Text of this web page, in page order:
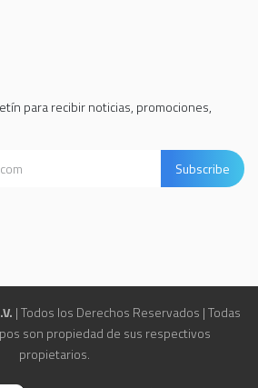
para recibir noticias, promociones,
Subscribe
| Todos los Derechos Reservados | Todas
son propiedad de sus respectivos
propietarios.